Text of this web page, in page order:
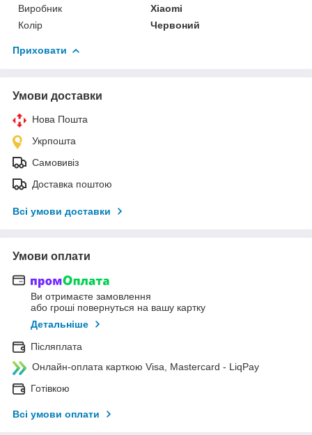
Виробник
Xiaomi
Колір
Червоний
Приховати
Умови доставки
Нова Пошта
Укрпошта
Самовивіз
Доставка поштою
Всі умови доставки
Умови оплати
Ви отримаєте замовлення
або гроші повернуться на вашу картку
Детальніше
Післяплата
Онлайн-оплата карткою Visa, Mastercard - LiqPay
Готівкою
Всі умови оплати